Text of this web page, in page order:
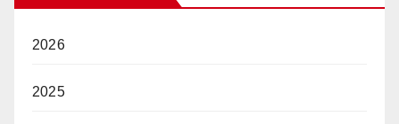
2026
2025